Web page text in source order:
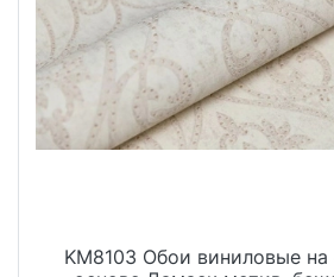
KM8103 Обои виниловые